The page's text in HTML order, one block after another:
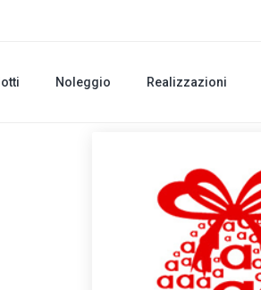
Noleggio Realizzazioni